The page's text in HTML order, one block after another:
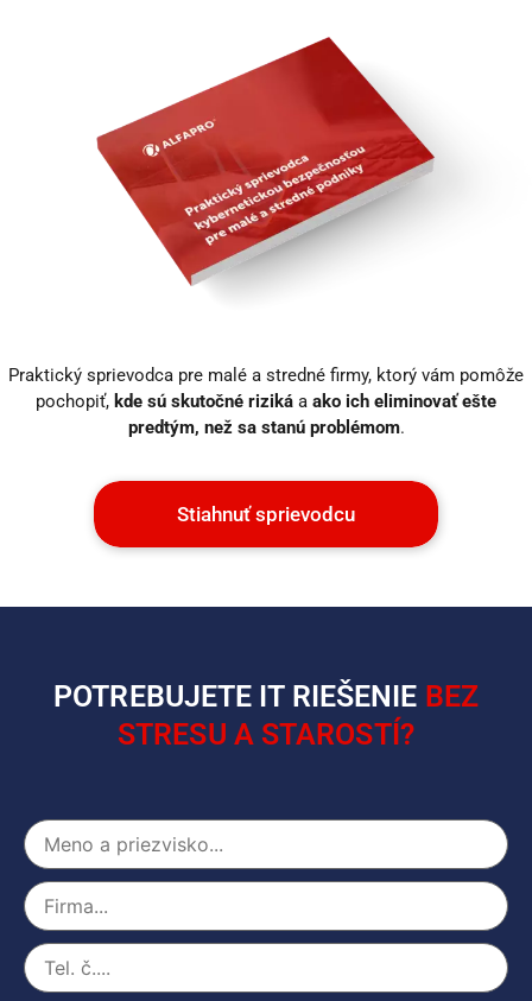
Praktický sprievodca pre malé a stredné firmy, ktorý vám pomôže
pochopiť, kde sú skutočné riziká a ako ich eliminovať ešte
predtým, než sa stanú problémom.
Stiahnuť sprievodcu
POTREBUJETE IT RIEŠENIE BEZ
STRESU A STAROSTÍ?